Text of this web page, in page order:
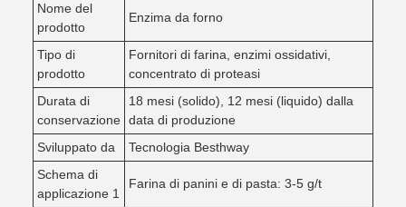
Nome del
prodotto
Enzima da forno
Tipo di
prodotto
Fornitori di farina, enzimi ossidativi,
concentrato di proteasi
Durata di
conservazione
18 mesi (solido), 12 mesi (liquido) dalla
data di produzione
Sviluppato da
Tecnologia Besthway
Schema di
applicazione 1
Farina di panini e di pasta: 3-5 g/t